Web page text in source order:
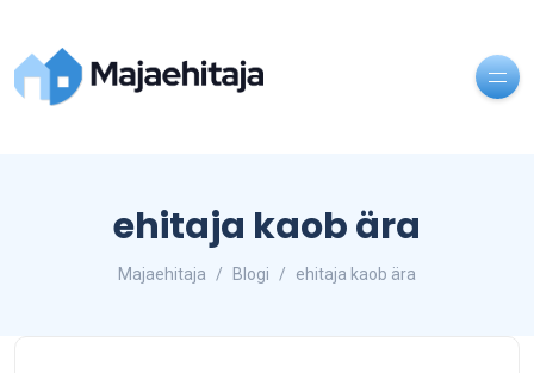
ehitaja kaob ära
Majaehitaja Blogi ehitaja kaob ära